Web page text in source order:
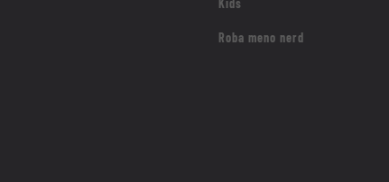
Kids
Roba meno nerd